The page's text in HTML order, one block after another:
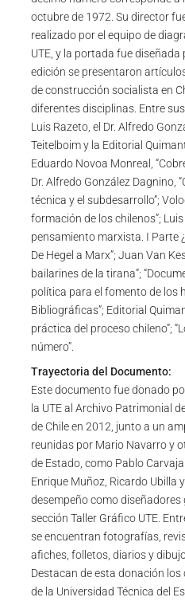
octubre de 1972. Su director
realizado por el equipo de
UTE, y la portada fue diseñada
edición se presentaron
de construcción socialista en
diferentes disciplinas. Entre
Luis Razeto, el Dr. Alfredo
Teitelboim y la Editorial
Eduardo Novoa Monreal,
Dr. Alfredo González Dagnino,
técnica y el subdesarrollo”;
formación de los chilenos”;
pensamiento marxista. I Parte
De Hegel a Marx”; Juan Van
bailarines de la tirana”;
política para el fomento de los
Bibliográficas”; Editorial
práctica del proceso chileno”;
número”.
Trayectoria del Documento:
Este documento fue donado
la UTE al Archivo Patrimonial
de Chile en 2012, junto a un
reunidas por Mario Navarro y
de Estado, como Pablo
Enrique Muñoz, Ricardo Ubilla
desempeño como
sección Taller Gráfico UTE.
se encuentran fotografías,
afiches, folletos, diarios y
Destacan de esta donación
de la Universidad Técnica del